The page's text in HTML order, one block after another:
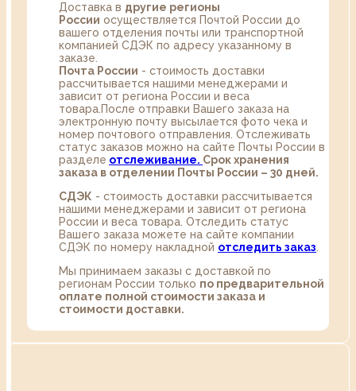
Доставка в другие регионы
России осуществляется Почтой России до
вашего отделения почты или транспортной
компанией СДЭК по адресу указанному в
заказе.
Почта России - стоимость доставки
рассчитывается нашими менеджерами и
зависит от региона России и веса
товара.После отправки Вашего заказа на
электронную почту высылается фото чека и
номер почтового отправления. Отслеживать
статус заказов можно на сайте Почты России в
разделе oтслеживание. Срок хранения
заказа в отделении Почты России – 30 дней.
СДЭК - стоимость доставки рассчитывается
нашими менеджерами и зависит от региона
России и веса товара. Отследить статус
Вашего заказа можете на сайте компании
СДЭК по номеру накладной отследить заказ
Мы принимаем заказы с доставкой по
регионам России только по предварительной
оплате полной стоимости заказа и
стоимости доставки.